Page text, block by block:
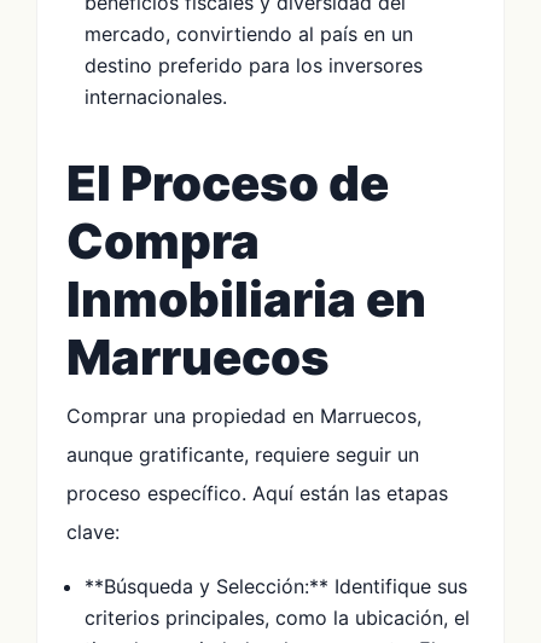
mercado, convirtiendo al país en un
destino preferido para los inversores
internacionales.
El Proceso de
Compra
Inmobiliaria en
Marruecos
Comprar una propiedad en Marruecos,
aunque gratificante, requiere seguir un
proceso específico. Aquí están las etapas
clave:
**Búsqueda y Selección:** Identifique sus
criterios principales, como la ubicación, el